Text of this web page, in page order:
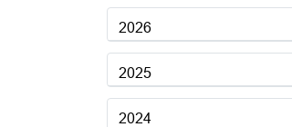
2026
2025
2024